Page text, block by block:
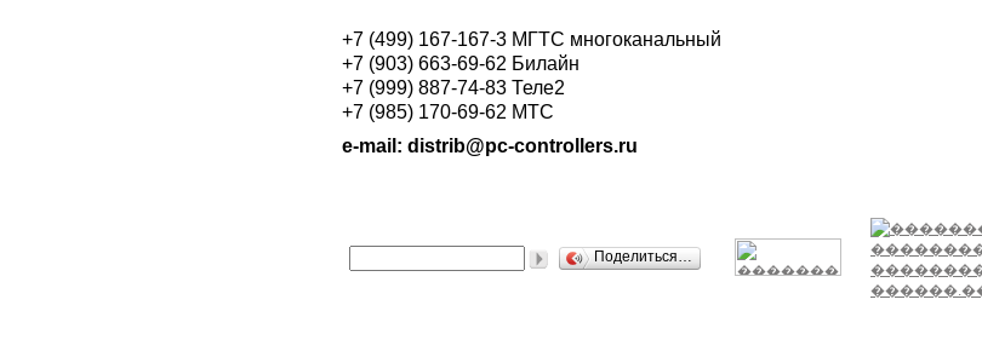
+7 (499) 167-167-3 МГТС многоканальный
+7 (903) 663-69-62 Билайн
+7 (999) 887-74-83 Теле2
+7 (985) 170-69-62 МТС
e-mail: distrib@pc-controllers.ru
Поделиться…